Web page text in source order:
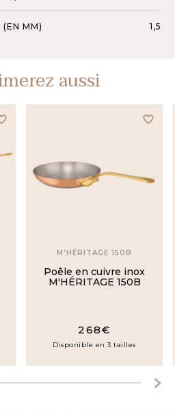
(EN MM) 1,5
aussi
favorite_border
M'HÉRITAGE 150B
Poêle en cuivre inox
M'HÉRITAGE 150B
268€
Disponible en 3 tailles